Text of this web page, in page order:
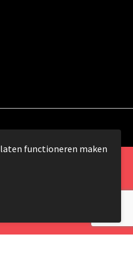
alle rechten
functioneren maken